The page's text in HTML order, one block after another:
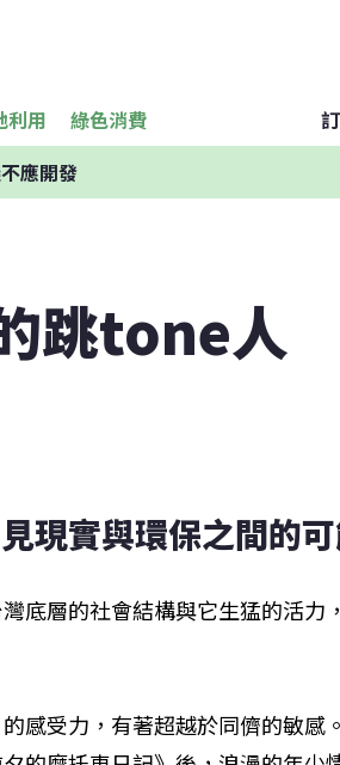
利用 綠色消費
應開發
跳tone人
現實與環保之間的
底層的社會結構與它生猛的活力
感受力，有著超越於同儕的敏感